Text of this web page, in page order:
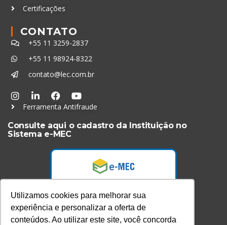
Utilizamos cookies para melhorar sua
experiência e personalizar a oferta de
conteúdos. Ao utilizar este site, você concorda
Certificações
CONTATO
+55 11 3259-2837
+55 11 98924-8322
contato@lec.com.br
Ferramenta Antifraude
Consulte aqui o cadastro da Instituição no
Sistema e-MEC